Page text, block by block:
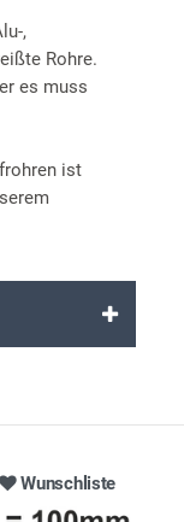
,
Rohre.
es muss
ist
Wunschliste